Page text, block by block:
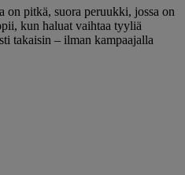
on pitkä, suora peruukki, jossa on
kun haluat vaihtaa tyyliä
takaisin – ilman kampaajalla